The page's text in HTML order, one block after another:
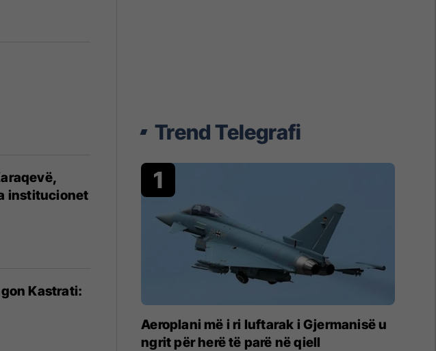
institucionet
Kastrati:
Trend Telegrafi
Aeroplani më i ri luftarak i Gjermanisë u
ngrit për herë të parë në qiell